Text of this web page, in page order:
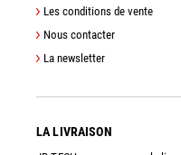
Les conditions de vente
Nous contacter
La newsletter
LA LIVRAISON